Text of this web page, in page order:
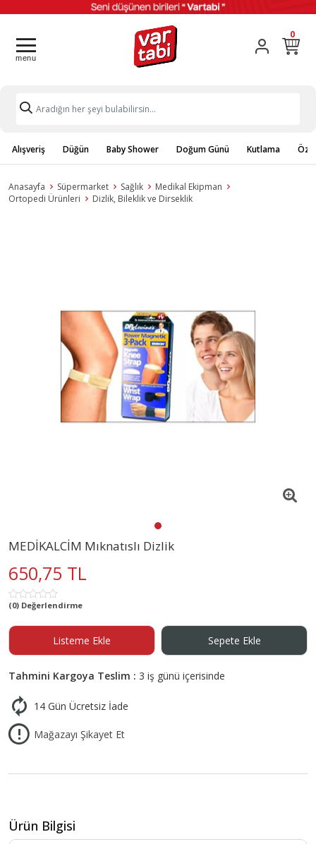
0
Alışveriş Düğün Baby Shower Doğum Günü Kutlama
Anasayfa Süpermarket Sağlık
Medikal Ekipman
Ortopedi Ürünleri
Dizlik, Bileklik ve Dirseklik
MEDİKALCİM Mıknatıslı Dizlik
650,75 TL
(0) Değerlendirme
Listeme Ekle Sepete Ekle
Tahmini Kargoya Teslim : 3 iş günü içerisinde
14 Gün Ücretsiz İade
Mağazayı Şikayet Et
Ürün Bilgisi